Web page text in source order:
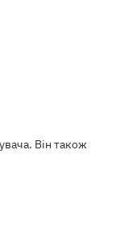
Він також